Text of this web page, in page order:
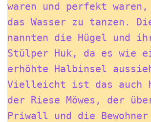
waren und perfekt waren,
das Wasser zu tanzen.
nannten die Hügel und
Stülper Huk, da es wie
erhöhte Halbinsel
Vielleicht ist das auch
der Riese Möwes, der
Priwall und die Bewohner